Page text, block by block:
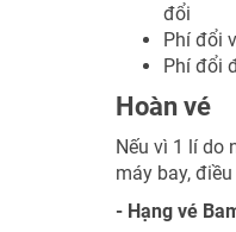
đổi
Phí đổi
Phí đổi
Hoàn vé
Nếu vì 1 lí do
máy bay,
- Hạng vé